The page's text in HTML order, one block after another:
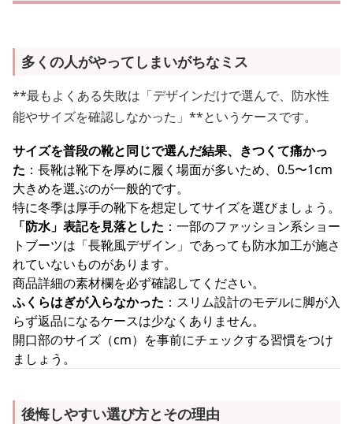
多くの人がやってしまいがちなミス
**最もよくある失敗は「デザインだけで選んで、防水性
能やサイズを確認しなかった」**というケースです。
サイズを普段の靴と同じで選んだ結果、きつくて痛かっ
た ：長靴は靴下を厚めに履く場面が多いため、0.5〜1cm
大きめを選ぶのが一般的です。
特に冬季は厚手の靴下を想定してサイズを選びましょう。
「防水」表記を見落とした ：一部のファッション系ショー
トブーツは「長靴風デザイン」であっても防水加工が施さ
れていないものがあります。
商品詳細の素材欄を必ず確認してください。
ふくらはぎが入らなかった ：スリム設計のモデルに脚が入
らず返品になるケースは少なくありません。
開口部のサイズ（cm）を事前にチェックする習慣をつけ
ましょう。
後悔しやすい選び方とその理由